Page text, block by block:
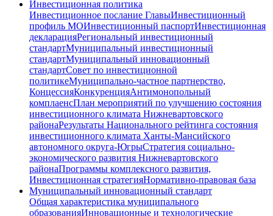
Инвестиционная политика
Инвестиционное послание ГлавыИнвестиционный
профиль МОИнвестиционный паспортИнвестиционная
декларацияРегиональный инвестиционный
стандартМуниципальный инвестиционный
стандартМуниципальный инновационный
стандартСовет по инвестиционной
политикеМуниципально-частное партнерство,
КонцессияКонкуренцияАнтимонопольный
комплаенсПлан мероприятий по улучшению состояния
инвестиционного климата Нижневартовского
районаРезультаты Национального рейтинга состояния
инвестиционного климата Ханты-Мансийского
автономного округа-ЮгрыСтратегия социально-
экономического развития Нижневартовского
районаПрограммы комплексного развития,
Инвестиционная стратегияНормативно-правовая база
Муниципальный инновационный стандарт
Общая характеристика муниципального
образованияИнновационные и технологические